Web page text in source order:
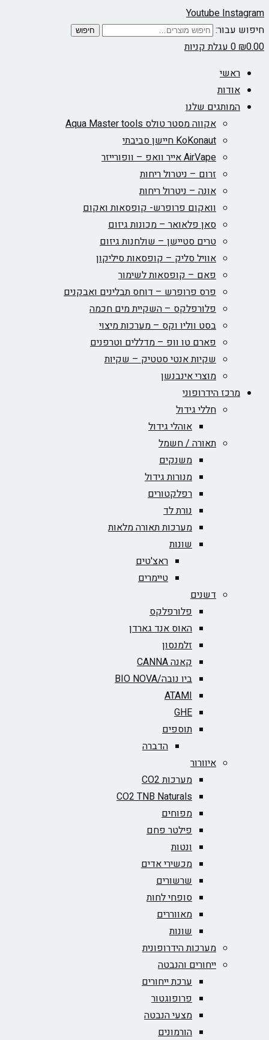
YoutubeInstagram
חיפוש עבור:
חיפוש
₪0.00
0עגלת קניות
ראשי
אודות
המותגים שלנו
אקווה מסטר טולס Aqua Master tools
KoKonaut חיישן סביבתי
AirVape אייר וואפ – וופורייזר
זרום – ניטרול ריחות
אונה – ניטרול ריחות
וואקום פרופרש- קופסאות ואקום
סאן פלאואר – מכונות גיזום
טרים סטיישן – שולחנות גיזום
אוויל סליק – קופסאות סיליקון
פאם – קופסאות לשימור
פרס פרופרש – דוחס תבלינים ואבקנים
פלורפלקס – השקיית מים חכמה
בסט ווליו וקס – מערכות מיצוי
פארם טו וופ – מדללים וטרפנים
שקיות אנטי סטטיק – שקיות
מוצרי אינבנשן
מרכז הידרופוני
חללי גידול
אוהלי גידול
תאורה / חשמל
משנקים
מנורות גידול
רפלקטורים
נורת לד
מערכות תאורה מלאות
שונות
ראצ'טים
טיימרים
דשנים
פלורפלקס
האוס אנד גארדן
זלמנסון
קאנה CANNA
ביו נובה/BIO NOVA‏
ATAMI
GHE
תוספים
הדברה
איוורור
מערכות CO2
CO2 TNB Naturals
מפוחים
פילטר פחם
ונטות
מכשירי אדים
שרשורים
סופחי לחות
מאווררים
שונות
מערכות הידרופונית
ייחורים והנבטה
ערכת ייחורים
פרופוגטור
מצעי הנבטה
הורמונים